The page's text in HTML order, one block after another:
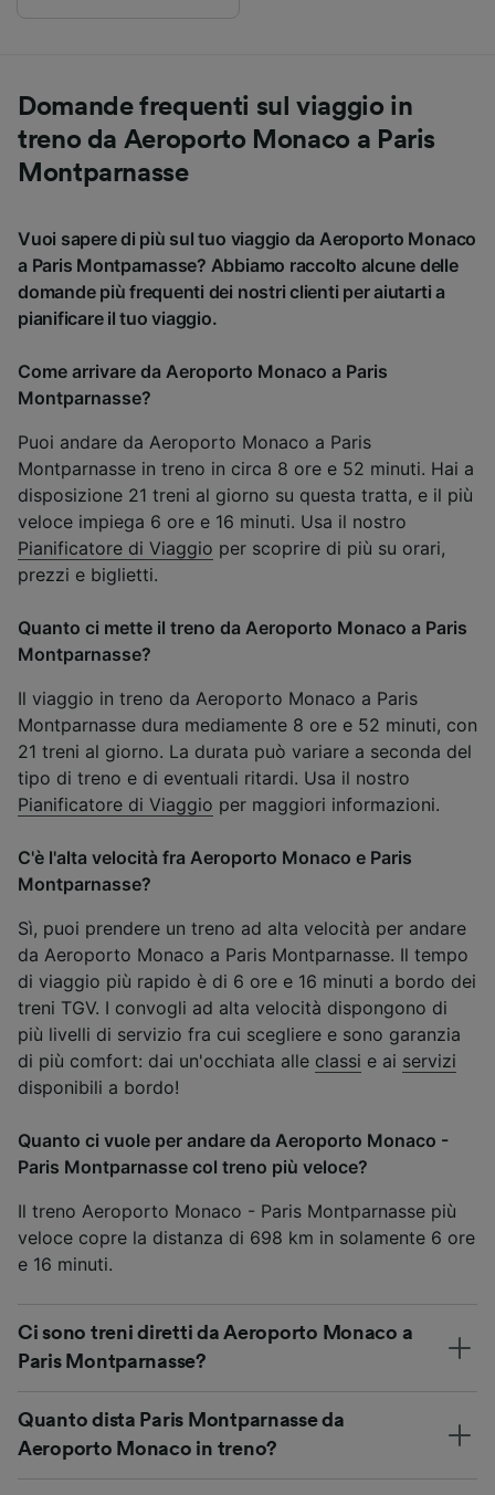
Domande frequenti sul viaggio in
treno da Aeroporto Monaco a Paris
Montparnasse
Vuoi sapere di più sul tuo viaggio da Aeroporto Monaco
a Paris Montparnasse? Abbiamo raccolto alcune delle
domande più frequenti dei nostri clienti per aiutarti a
pianificare il tuo viaggio.
Come arrivare da Aeroporto Monaco a Paris
Montparnasse?
Puoi andare da Aeroporto Monaco a Paris
Montparnasse in treno in circa 8 ore e 52 minuti. Hai a
disposizione 21 treni al giorno su questa tratta, e il più
veloce impiega 6 ore e 16 minuti. Usa il nostro
Pianificatore di Viaggio per scoprire di più su orari,
prezzi e biglietti.
Quanto ci mette il treno da Aeroporto Monaco a Paris
Montparnasse?
Il viaggio in treno da Aeroporto Monaco a Paris
Montparnasse dura mediamente 8 ore e 52 minuti, con
21 treni al giorno. La durata può variare a seconda del
tipo di treno e di eventuali ritardi. Usa il nostro
Pianificatore di Viaggio per maggiori informazioni.
C'è l'alta velocità fra Aeroporto Monaco e Paris
Montparnasse?
Sì, puoi prendere un treno ad alta velocità per andare
da Aeroporto Monaco a Paris Montparnasse. Il tempo
di viaggio più rapido è di 6 ore e 16 minuti a bordo dei
treni TGV. I convogli ad alta velocità dispongono di
più livelli di servizio fra cui scegliere e sono garanzia
di più comfort: dai un'occhiata alle classi e ai servizi
disponibili a bordo!
Quanto ci vuole per andare da Aeroporto Monaco -
Paris Montparnasse col treno più veloce?
Il treno Aeroporto Monaco - Paris Montparnasse più
veloce copre la distanza di 698 km in solamente 6 ore
e 16 minuti.
Ci sono treni diretti da Aeroporto Monaco a
Paris Montparnasse?
Quanto dista Paris Montparnasse da
Aeroporto Monaco in treno?